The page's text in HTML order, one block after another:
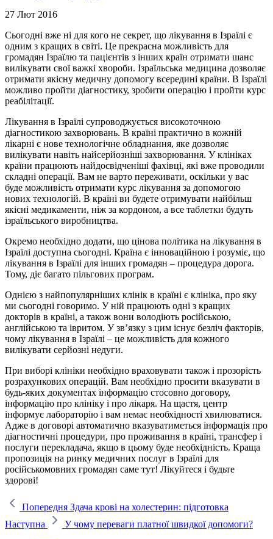
27 Лют 2016
Сьогодні вже ні для кого не секрет, що лікування в Ізраїлі є
одним з кращих в світі. Це прекрасна можливість для
громадян Ізраїлю та пацієнтів з інших країн отримати шанс
вилікувати свої важкі хвороби. Ізраїльська медицина дозволяє
отримати якісну медичну допомогу всередині країни. В Ізраїлі
можливо пройти діагностику, зробити операцію і пройти курс
реабілітації.
Лікування в Ізраїлі супроводжується високоточною
діагностикою захворювань. В країні практично в кожній
лікарні є нове технологічне обладнання, яке дозволяє
вилікувати навіть найсерйозніші захворювання. У клініках
країни працюють найдосвідченіші фахівці, які вже проводили
складні операції. Вам не варто переживати, оскільки у вас
буде можливість отримати курс лікування за допомогою
нових технологій. В країні ви будете отримувати найбільш
якісні медикаменти, ніж за кордоном, а все таблетки будуть
ізраїльського виробництва.
Окремо необхідно додати, що цінова політика на лікування в
Ізраїлі доступна сьогодні. Країна є інноваційною і розуміє, що
лікування в Ізраїлі для інших громадян – процедура дорога.
Тому, діє багато пільгових програм.
Однією з найпопулярніших клінік в країні є клініка, про яку
ми сьогодні говоримо. У ній працюють одні з кращих
докторів в країні, а також вони володіють російською,
англійською та івритом. У зв’язку з цим існує безліч факторів,
чому лікування в Ізраїлі – це можливість для кожного
вилікувати серйозні недуги.
При виборі клініки необхідно враховувати також і прозорість
розрахункових операцій. Вам необхідно просити вказувати в
будь-яких документах інформацію стосовно договору,
інформацію про клініку і про лікаря. На щастя, центр
інформує лабораторію і вам немає необхідності хвилюватися.
Адже в договорі автоматично вказуватиметься інформація про
діагностичні процедури, про проживання в країні, трансфер і
послуги перекладача, якщо в цьому буде необхідність. Краща
пропозиція на ринку медичних послуг в Ізраїлі для
російськомовних громадян саме тут! Лікуйтеся і будьте
здорові!
Попередня Здача крові на холестерин: підготовка
Наступна
У чому переваги платної швидкої допомоги?